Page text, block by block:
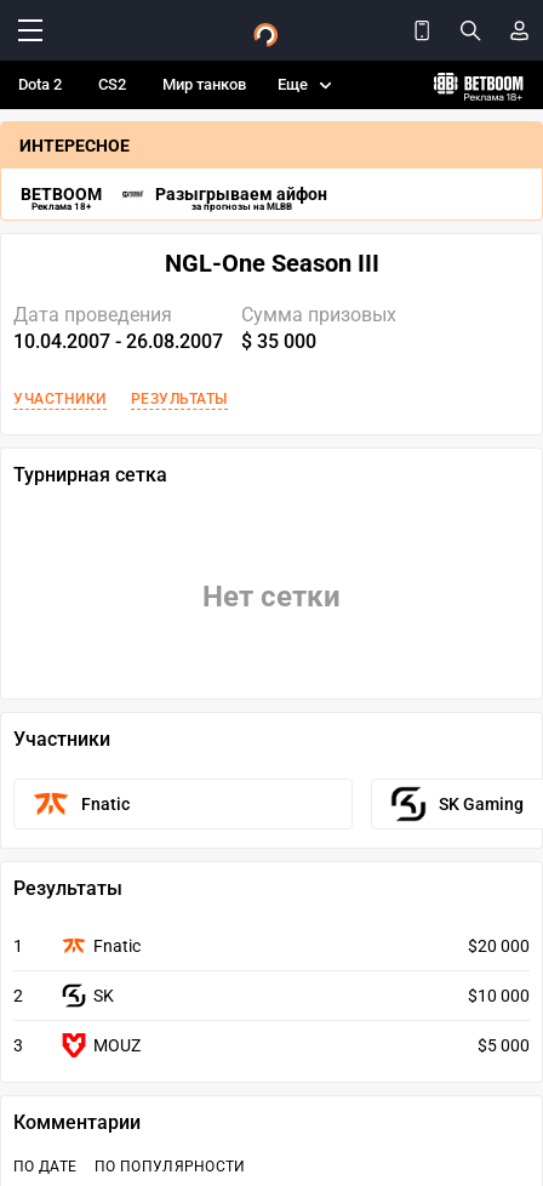
Dota 2 CS2 Мир танков Еще
ИНТЕРЕСНОЕ
BETBOOM
Реклама 18+
Разыгрываем айфон
за прогнозы на MLBB
NGL-One Season III
Дата проведения
10.04.2007 - 26.08.2007
Сумма призовых
$ 35 000
УЧАСТНИКИ РЕЗУЛЬТАТЫ
Турнирная сетка
Нет сетки
Участники
Fnatic SK Gaming
Результаты
1 Fnatic $20 000
2 SK $10 000
3 MOUZ $5 000
Комментарии
ПО ДАТЕ ПО ПОПУЛЯРНОСТИ